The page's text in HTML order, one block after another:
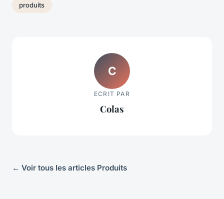
produits
C
ECRIT PAR
Colas
← Voir tous les articles Produits